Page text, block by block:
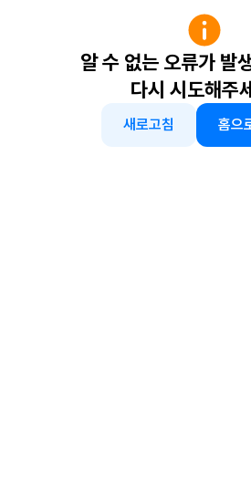
알 수 없는 오류가 발
다시 시도해주
새로고침 홈으